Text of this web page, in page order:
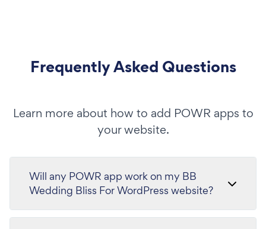
Frequently Asked Questions
Learn more about how to add POWR apps to
your website.
Will any POWR app work on my BB
Wedding Bliss For WordPress website?